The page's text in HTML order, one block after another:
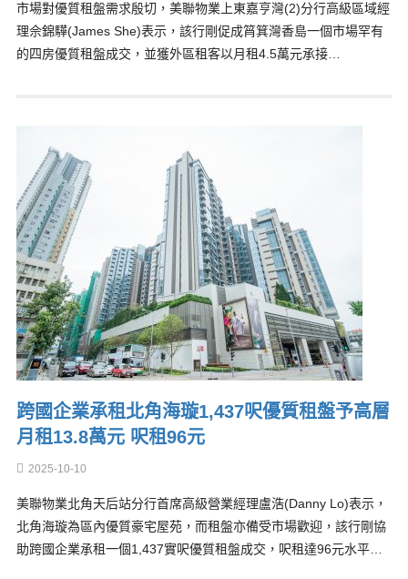
市場對優質租盤需求殷切，美聯物業上東嘉亨灣(2)分行高級區域經
理佘錦驊(James She)表示，該行剛促成筲箕灣香島一個市場罕有
的四房優質租盤成交，並獲外區租客以月租4.5萬元承接…
跨國企業承租北角海璇1,437呎優質租盤予高層
月租13.8萬元 呎租96元
2025-10-10
美聯物業北角天后站分行首席高級營業經理盧浩(Danny Lo)表示，
北角海璇為區內優質豪宅屋苑，而租盤亦備受市場歡迎，該行剛協
助跨國企業承租一個1,437實呎優質租盤成交，呎租達96元水平…